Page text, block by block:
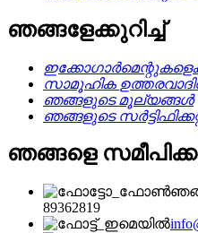
ഞങ്ങളേക്കുറിച്ച്
സാമൂഹിക
ഞങ്ങളുടെ മൂല്യങ്ങൾ
ഞങ്ങളുടെ
ഞങ്ങളെ
89362819